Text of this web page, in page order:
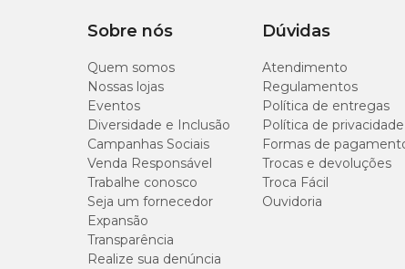
Sobre nós
Quem somos
Nossas lojas
Eventos
Diversidade e Inclusão
Campanhas Sociais
Venda Responsável
Trabalhe conosco
Seja um fornecedor
Expansão
Transparência
Realize sua denúncia
Dúvidas
Atendimento
Regulamentos
Política de entregas
Política de privacidade
Formas de
Trocas e devoluções
Troca Fácil
Ouvidoria